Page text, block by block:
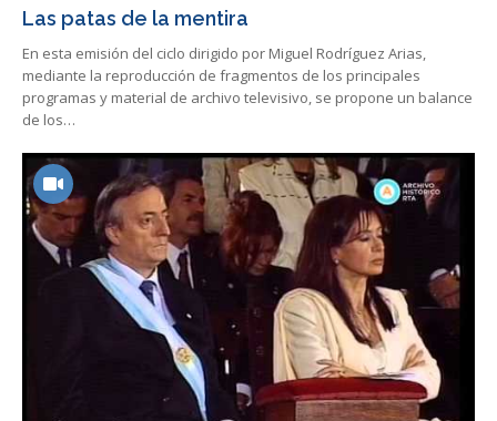
Las patas de la mentira
En esta emisión del ciclo dirigido por Miguel Rodríguez Arias,
mediante la reproducción de fragmentos de los principales
programas y material de archivo televisivo, se propone un balance
de los…